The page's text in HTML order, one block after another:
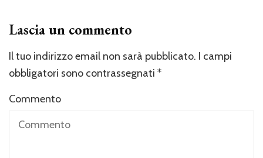
Lascia un commento
Il tuo indirizzo email non sarà pubblicato. I campi
obbligatori sono contrassegnati *
Commento